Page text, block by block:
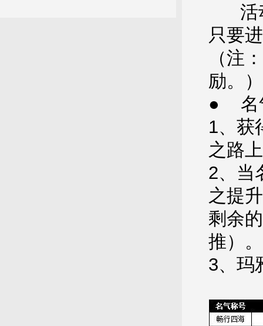
活动
只要
（注
励。）
● 名
1、获
之路
2、当
之提
剩余
推）。
3、玛